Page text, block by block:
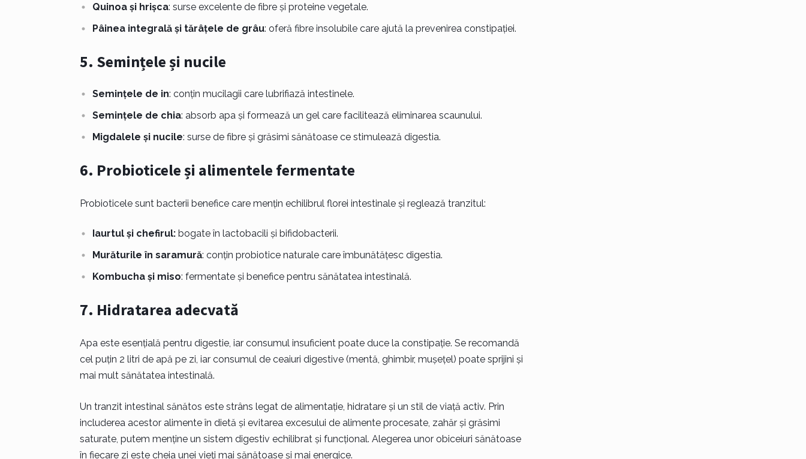
Quinoa și hrișca: surse excelente de fibre și proteine vegetale.
Pâinea integrală și tărâțele de grâu: oferă fibre insolubile care ajută la prevenirea constipației.
5. Semințele și nucile
Semințele de in: conțin mucilagii care lubrifiază intestinele.
Semințele de chia: absorb apa și formează un gel care facilitează eliminarea scaunului.
Migdalele și nucile: surse de fibre și grăsimi sănătoase ce stimulează digestia.
6. Probioticele și alimentele fermentate
Probioticele sunt bacterii benefice care mențin echilibrul florei intestinale și reglează tranzitul:
Iaurtul și chefirul:bogate în lactobacili și bifidobacterii.
Murăturile în saramură: conțin probiotice naturale care îmbunătățesc digestia.
Kombucha și miso: fermentate și benefice pentru sănătatea intestinală.
7. Hidratarea adecvată
Apa este esențială pentru digestie, iar consumul insuficient poate duce la constipație. Se recomandă
cel puțin 2 litri de apă pe zi, iar consumul de ceaiuri digestive (mentă, ghimbir, mușețel) poate sprijini și
mai mult sănătatea intestinală.
Un tranzit intestinal sănătos este strâns legat de alimentație, hidratare și un stil de viață activ. Prin
includerea acestor alimente în dietă și evitarea excesului de alimente procesate, zahăr și grăsimi
saturate, putem menține un sistem digestiv echilibrat și funcțional. Alegerea unor obiceiuri sănătoase
în fiecare zi este cheia unei vieți mai sănătoase și mai energice.